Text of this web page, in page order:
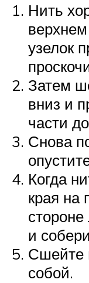
Нить
узелок
Затем
вниз и
части
Снова
Когда
края на
и
Сшейте
собой.